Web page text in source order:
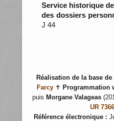
Service historique
des dossiers
J 44
Réalisation de la base de
Farcy ✝ Programmation
puis Morgane Valageas
UR
Référence électronique :